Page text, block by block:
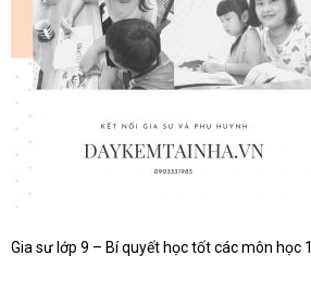
Gia sư lớp 9 – Bí quyết học tốt các môn học 1